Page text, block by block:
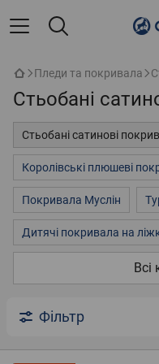
Пледи та покривала
Стьобані
Стьобані сатинові
Королівські плюшеві
Покривала Муслін
Дитячі покривала на
Покривала на Всі
Фільтр